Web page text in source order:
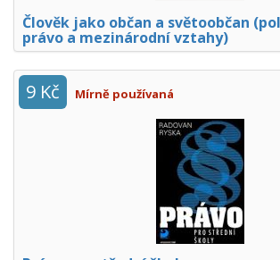
Člověk jako občan a světoobčan
právo a mezinárodní vztahy)
9 Kč Mírně používaná